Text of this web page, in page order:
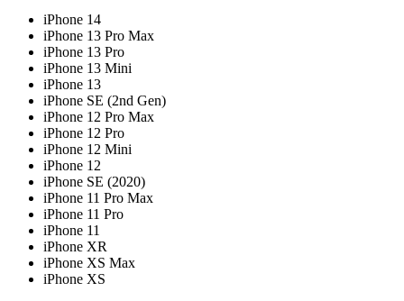
iPhone 14
iPhone 13 Pro Max
iPhone 13 Pro
iPhone 13 Mini
iPhone 13
iPhone SE (2nd Gen)
iPhone 12 Pro Max
iPhone 12 Pro
iPhone 12 Mini
iPhone 12
iPhone SE (2020)
iPhone 11 Pro Max
iPhone 11 Pro
iPhone 11
iPhone XR
iPhone XS Max
iPhone XS